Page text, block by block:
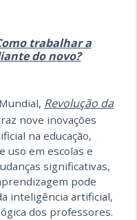
trabalhar a
do novo?
Revolução da
nove inovações
na educação,
uso em escolas e
significativas,
pode
inteligência artificial,
dos professores.